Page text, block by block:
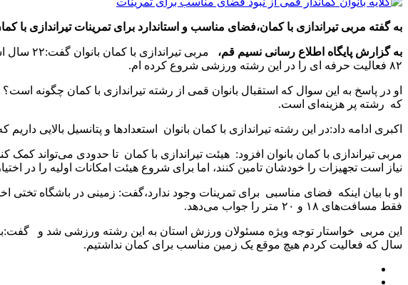
به گفته مربی تیراندازی با کمان،فضای مناسب و استاندارد برای تمرینات تیراندازی با
به گزارش پایگاه اطلاع رسانی نسیم قم،
مربی
۸۲ فعالیت حرفه ای را در این رشته ورزشی شروع کرده ام.
او در پاسخ به این سوال که استقبال بانوان قمی از رشته تیراندازی با کمان
که رشته پر هزینه‌ای است.
اکبری ادامه داد:در این رشته تیراندازی با کمان بانوان استعداد‌ها و پتانسیل بالایی
مربی تیراندازی با کمان بانوان افزود: هیئت تیراندازی با کمان تا حدودی می‌تواند
نیاز است تجهیزات را خودشان تامین کنند، اما برای شروع هیئت امکانات اولیه را در
او با بیان اینکه فضای مناسبی برای تمرینات وجود ندارد،گفت: زمینی در باشگاه تختی
فقط مسافت‌های ۱۸ و ۲۰ متر را جواب می‌دهد.
سال که فعالیت کردم هیچ موقع یک زمین مناسب برای کمان نداشتیم.